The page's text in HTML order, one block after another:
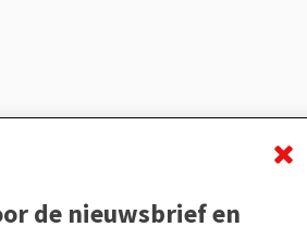
de nieuwsbrief en